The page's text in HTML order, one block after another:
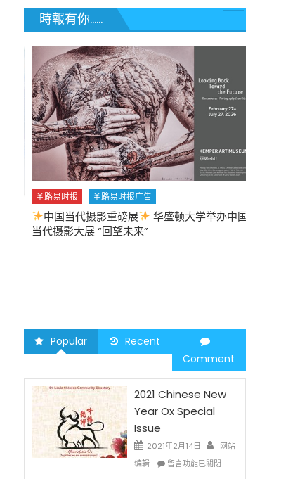
時報有你......
圣路易时报 圣路易时报广告
中国当代摄影重磅展
华盛顿大学举办中国
当代摄影大展 “回望未来”
Popular
Recent
Comment
2021 Chinese New
Year Ox Special
Issue
2021年2月14日
网站
编辑
在
留言功能已關閉